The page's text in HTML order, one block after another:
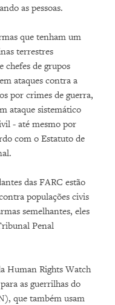
as pessoas.
que tenham um
terrestres
chefes de grupos
ataques contra a
por crimes de guerra,
ataque sistemático
- até mesmo por
com o Estatuto de
das FARC estão
populações civis
semelhantes, eles
Penal
Human Rights Watch
as guerrilhas do
que também usam